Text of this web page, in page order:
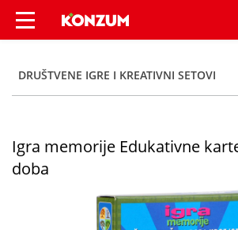
Igra memorije Edukativne
DRUŠTVENE IGRE I KREATIVNI SETOVI
Igra memorije Edukativne
doba